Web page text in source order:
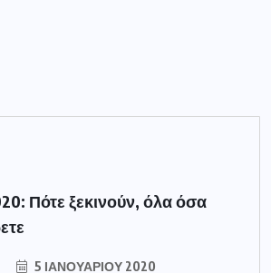
Πότε ξεκινούν, όλα όσα
5 ΙΑΝΟΥΑΡΊΟΥ 2020